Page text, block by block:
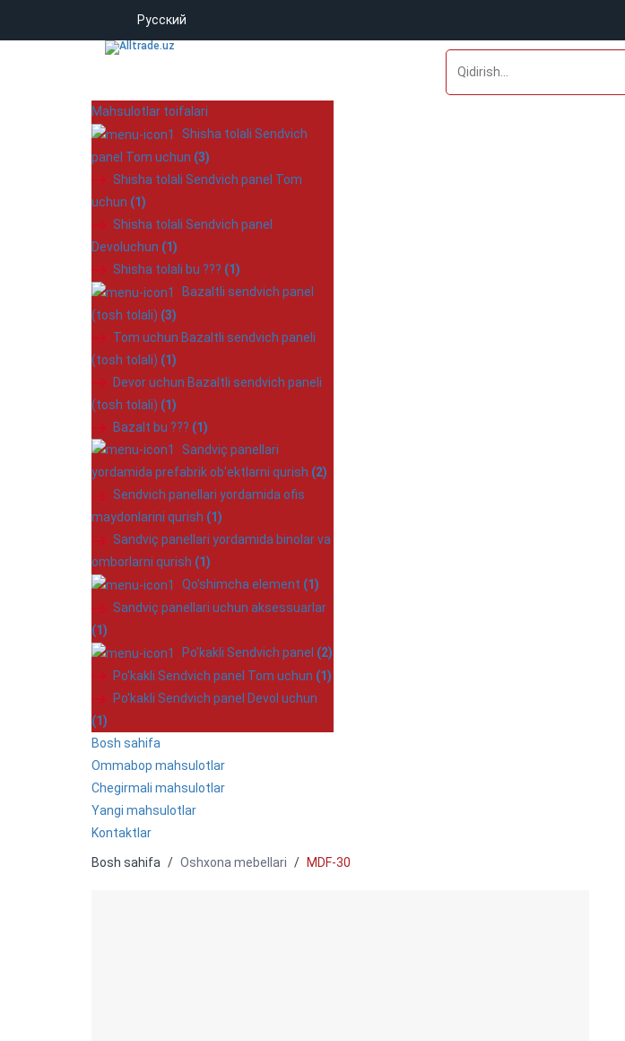
Русский
Mahsulotlar toifalari
Shisha tolali Sendvich
panel Tom uchun (3)
Shisha tolali Sendvich panel Tom
uchun (1)
Shisha tolali Sendvich panel
Devoluchun (1)
Shisha tolali bu ??? (1)
Bazaltli sendvich panel
(tosh tolali) (3)
Tom uchun Bazaltli sendvich paneli
(tosh tolali) (1)
Devor uchun Bazaltli sendvich paneli
(tosh tolali) (1)
Bazalt bu ??? (1)
Sandviç panellari
yordamida prefabrik ob'ektlarni qurish (2)
Sendvich panellari yordamida ofis
maydonlarini qurish (1)
Sandviç panellari yordamida binolar va
omborlarni qurish (1)
Qo'shimcha element (1)
Sandviç panellari uchun aksessuarlar
(1)
Po'kakli Sendvich panel (2)
Po'kakli Sendvich panel Tom uchun (1)
Po'kakli Sendvich panel Devol uchun
(1)
Bosh sahifa
Ommabop mahsulotlar
Chegirmali mahsulotlar
Yangi mahsulotlar
Kontaktlar
Bosh sahifa Oshxona mebellari MDF-30